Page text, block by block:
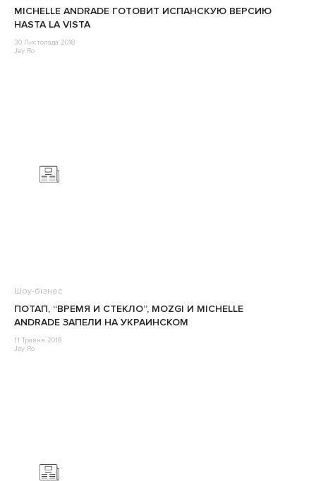
MICHELLE ANDRADE ГОТОВИТ ИСПАНСКУЮ ВЕРСИЮ
HASTA LA VISTA
30 Листопада 2018
Jey Ro
Шоу-бізнес
ПОТАП, “ВРЕМЯ И СТЕКЛО”, MOZGI И MICHELLE
ANDRADE ЗАПЕЛИ НА УКРАИНСКОМ
11 Травня 2018
Jey Ro